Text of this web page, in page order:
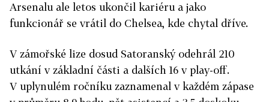
Arsenalu ale letos ukončil kariéru a jako
funkcionář se vrátil do Chelsea, kde chytal dříve.
V zámořské lize dosud Satoranský odehrál 210
utkání v základní části a dalších 16 v play-off.
V uplynulém ročníku zaznamenal v každém zápase